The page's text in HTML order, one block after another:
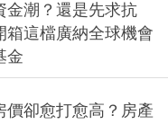
金潮？還是先求抗
箱這檔廣納全球機會
金
價卻愈打愈高？房產